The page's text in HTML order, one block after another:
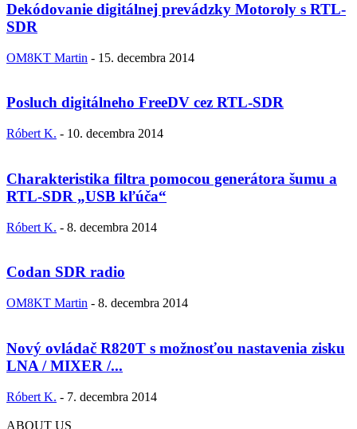
Dekódovanie digitálnej prevádzky Motoroly s RTL-
SDR
OM8KT Martin - 15. decembra 2014
Posluch digitálneho FreeDV cez RTL-SDR
Róbert K. - 10. decembra 2014
Charakteristika filtra pomocou generátora šumu a
RTL-SDR „USB kľúča“
Róbert K. - 8. decembra 2014
Codan SDR radio
OM8KT Martin - 8. decembra 2014
Nový ovládač R820T s možnosťou nastavenia zisku
LNA / MIXER /...
Róbert K. - 7. decembra 2014
ABOUT US